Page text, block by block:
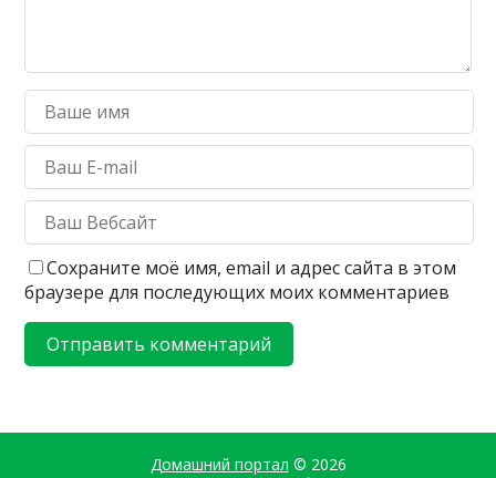
Сохраните моё имя, email и адрес сайта в этом
браузере для последующих моих комментариев
Домашний портал © 2026